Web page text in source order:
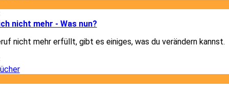
nicht mehr - Was nun?
nicht mehr erfüllt, gibt es einiges, was du verändern kannst.